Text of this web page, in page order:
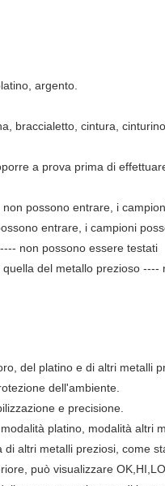
argento.
braccialetto, cintura,
a prova prima di
possono entrare, i
entrare, i campioni
non possono essere testati
del metallo prezioso
del platino e di altri metalli
dell'ambiente.
e precisione.
platino, modalità altri
altri metalli preziosi, come
può visualizzare